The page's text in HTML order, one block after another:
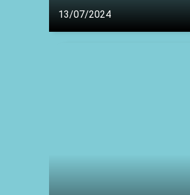
13/07/2024